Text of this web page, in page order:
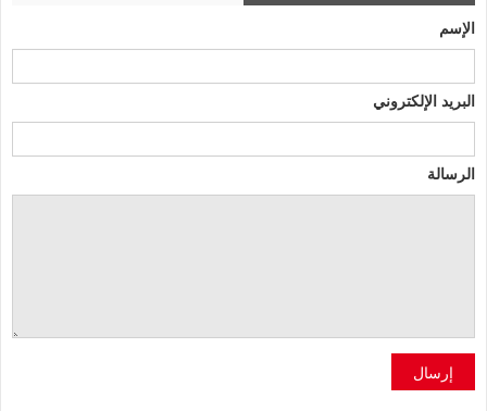
الإسم
البريد الإلكتروني
الرسالة
إرسال